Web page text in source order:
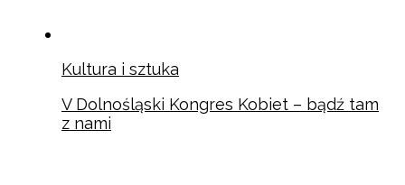
Kultura i sztuka
V Dolnośląski Kongres Kobiet – bądź tam
z nami